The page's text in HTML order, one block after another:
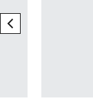
previous element